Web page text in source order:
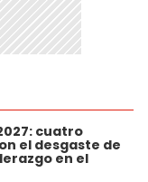
cuatro
el desgaste de
en el